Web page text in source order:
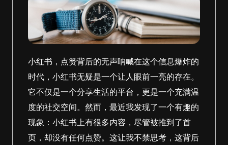
小红书，点赞背后的无声呐喊在这个信息爆炸的
时代，小红书无疑是一个让人眼前一亮的存在。
它不仅是一个分享生活的平台，更是一个充满温
度的社交空间。然而，最近我发现了一个有趣的
现象：小红书上有很多内容，尽管被推到了首
页，却没有任何点赞。这让我不禁思考，这背后